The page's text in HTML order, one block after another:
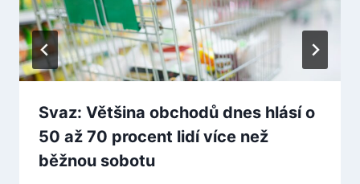
Svaz: Většina obchodů dnes hlásí o
50 až 70 procent lidí více než
běžnou sobotu